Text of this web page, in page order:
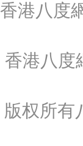
香港八度
香港八度
版权所